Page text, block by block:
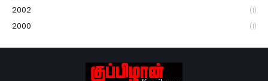
2002 (1)
2000 (1)